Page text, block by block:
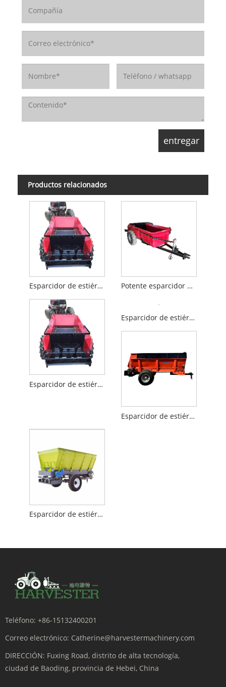
Productos relacionados
Esparcidor de estiércol para ganado Potente esparcidor de estiércol
Esparcidor de estiércol agrícola
Esparcidor de estiércol agrícola
Esparcidor de estiércol orgánico
Esparcidor de estiércol animal
Teléfono: +86-15132400201
Correo electrónico: Catherine@harvestermachinery.com
DIRECCIÓN: Fuxing Road, distrito de alta tecnología,
ciudad de Baoding, provincia de Hebei, China